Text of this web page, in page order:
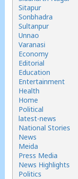
Sitapur
Sonbhadra
Sultanpur
Unnao
Varanasi
Economy
Editorial
Education
Entertainment
Health
Home
Political
latest-news
National Stories
News
Meida
Press Media
News Highlights
Politics